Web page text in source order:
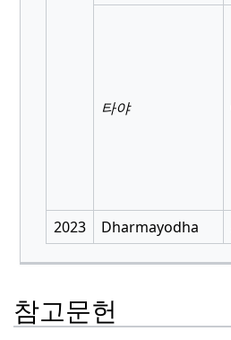
타야
2023
Dharmayodha
참고문헌